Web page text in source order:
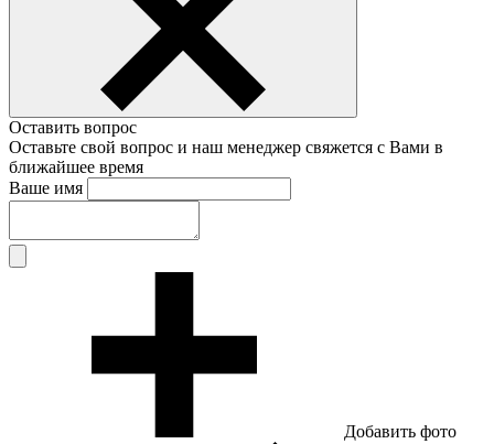
Оставить вопрос
Оставьте свой вопрос и наш менеджер свяжется с Вами в
ближайшее время
Ваше имя
Добавить фото